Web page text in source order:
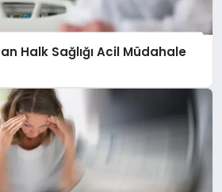
Halk Sağlığı Acil Müdahale